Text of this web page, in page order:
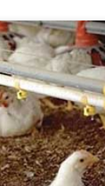
полах.
рамы
на
пола или
подставки
не провисла
[…]